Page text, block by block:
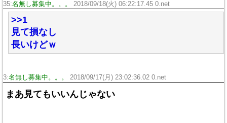
35:名無し募集中。。。 2018/09/18(火) 06:22:17.45 0.net
>>1
見て損なし
長いけどｗ
3:名無し募集中。。。 2018/09/17(月) 23:02:36.02 0.net
まあ見てもいいんじゃない